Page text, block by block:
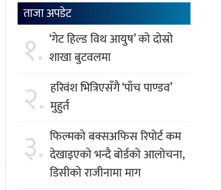
ताजा अपडेट
१. ‘गेट हिल्ड विथ आयुष’ को दोस्रो
शाखा बुटवलमा
२. हरिवंश भित्रिएसँगै ‘पाँच पाण्डव’
मुहुर्त
३. फिल्मकाे बक्सअफिस रिपोर्ट कम
देखाइएकाे भन्दै बोर्डको आलोचना,
डिसीको राजीनामा माग